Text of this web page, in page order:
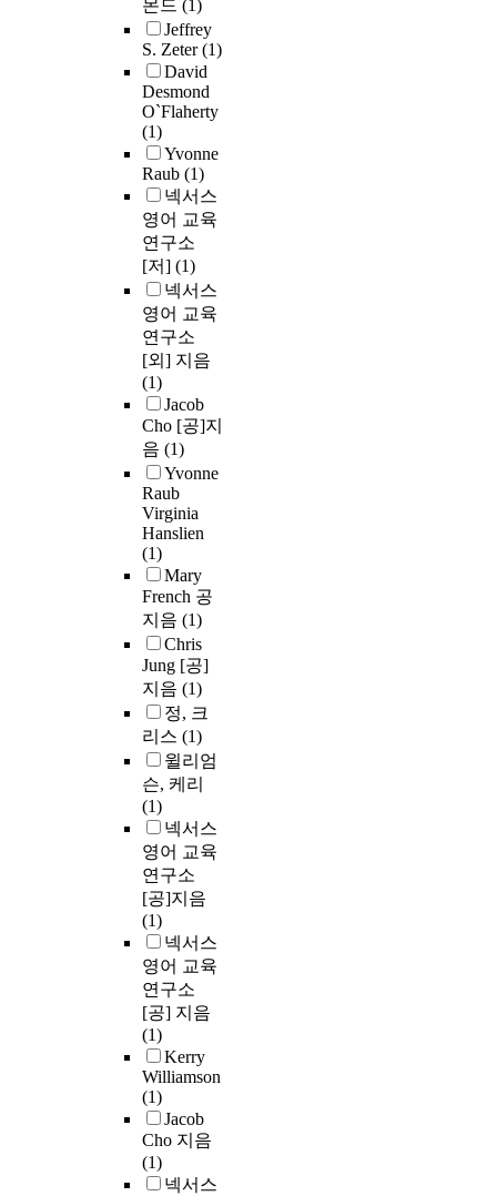
몬드 (1)
Jeffrey
S. Zeter(1)
David
Desmond
O`Flaherty
(1)
Yvonne
Raub (1)
넥서스
영어 교육
연구소
[저] (1)
넥서스
영어 교육
연구소
[외] 지음
(1)
Jacob
Cho [공]지
음 (1)
Yvonne
Raub
Virginia
Hanslien
(1)
Mary
French 공
지음 (1)
Chris
Jung [공]
지음 (1)
정, 크
리스 (1)
윌리엄
슨, 케리
(1)
넥서스
영어 교육
연구소
[공]지음
(1)
넥서스
영어 교육
연구소
[공] 지음
(1)
Kerry
Williamson
(1)
Jacob
Cho 지음
(1)
넥서스